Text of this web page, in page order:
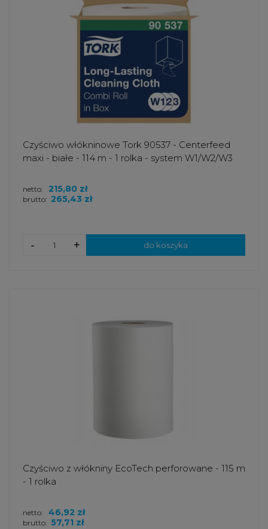
Czyściwo włókninowe Tork 90537 - Centerfeed
maxi - białe - 114 m - 1 rolka - system W1/W2/W3
brutto: 265,43 zł
netto: 215,80 zł
+
- do koszyka
Czyściwo z włókniny EcoTech perforowane - 115 m
- 1 rolka
brutto: 57,71 zł
netto: 46,92 zł